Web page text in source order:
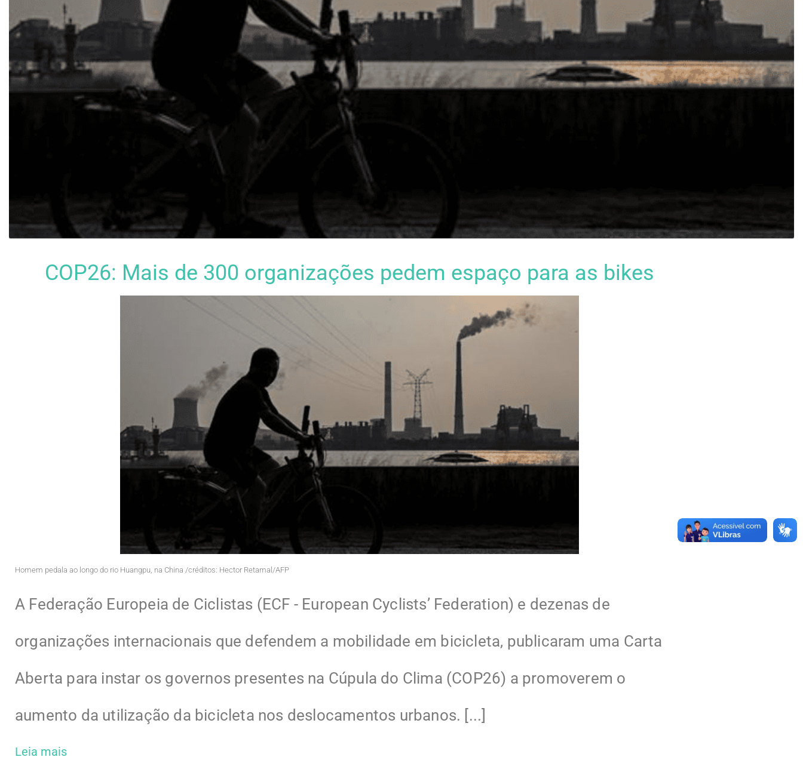
COP26: Mais de 300 organizações pedem espaço para as bikes
Homem pedala ao longo do rio Huangpu, na China /créditos: Hector Retamal/AFP
A Federação Europeia de Ciclistas (ECF - European Cyclists’ Federation) e dezenas de
organizações internacionais que defendem a mobilidade em bicicleta, publicaram uma Carta
Aberta para instar os governos presentes na Cúpula do Clima (COP26) a promoverem o
aumento da utilização da bicicleta nos deslocamentos urbanos. [...]
Leia mais